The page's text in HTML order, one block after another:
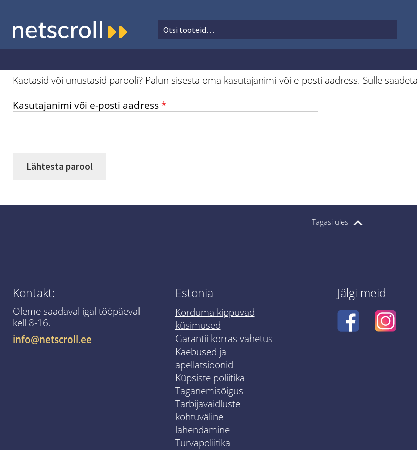
Liigu
navigeerimisele
Liigu
sisu
Otsi:
Otsi
Kaotasid või unustasid parooli? Palun sisesta oma kasutajanimi või e-posti aadress. Sulle
Kasutajanimi või e-posti aadress *Nõutud
Lähtesta parool
Tagasi üles
Kontakt:
Oleme saadaval igal tööpäeval
kell 8-16.
info@netscroll.ee
Estonia
Korduma kippuvad
küsimused
Garantii korras vahetus
Kaebused ja
apellatsioonid
Küpsiste poliitika
Taganemisõigus
Tarbijavaidluste
kohtuväline
lahendamine
Turvapoliitika
Jälgi meid